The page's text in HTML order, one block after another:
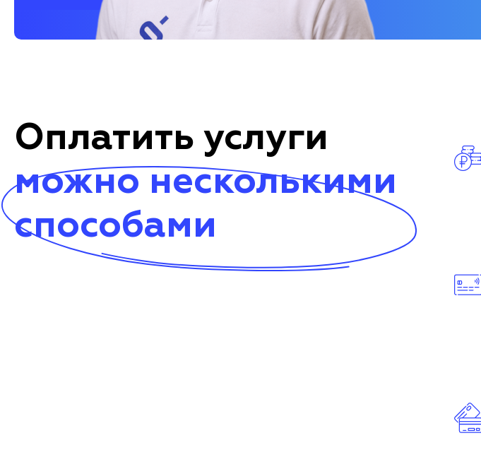
Оплатить услуги
можно несколькими
способами